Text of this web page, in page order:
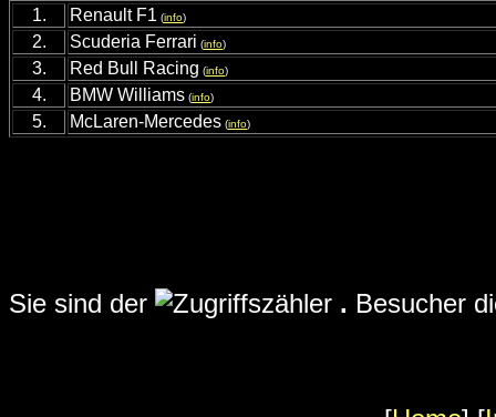
1. Renault F1 (info)
2. Scuderia Ferrari (info)
3. Red Bull Racing (info)
4. BMW Williams (info)
5. McLaren-Mercedes (info)
Sie sind der . Besucher